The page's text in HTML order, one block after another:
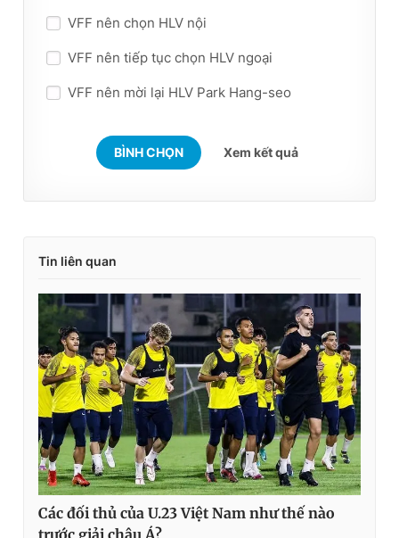
VFF nên chọn HLV nội
VFF nên tiếp tục chọn HLV ngoại
VFF nên mời lại HLV Park Hang-seo
BÌNH CHỌN Xem kết quả
Tin liên quan
Các đối thủ của U.23 Việt Nam như thế nào